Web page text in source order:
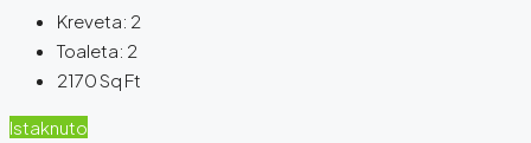
Kreveta: 2
Toaleta: 2
2170Sq Ft
Istaknuto